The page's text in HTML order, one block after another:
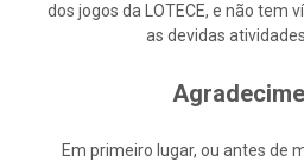
dos jogos da LOTECE, e não tem
as devidas
Em primeiro lugar, ou antes de